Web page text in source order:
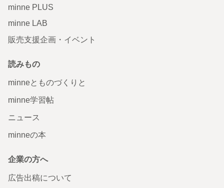
minne PLUS
minne LAB
販売支援企画・イベント
読みもの
minneとものづくりと
minne学習帖
ニュース
minneの本
企業の方へ
広告出稿について